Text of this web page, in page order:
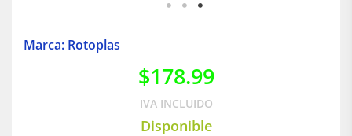
Marca: Rotoplas
$178.99
IVA INCLUIDO
Disponible